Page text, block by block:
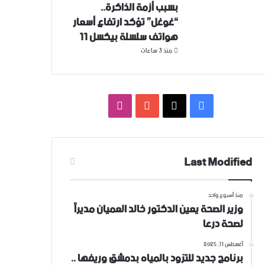
بسبب أزمة الذاكرة..
“غوغل” تؤكد ارتفاع أسعار
هواتف سلسلة بيكسل 11
منذ 3 ساعات
فيسبوك
‫X
‫YouTubeانستقرام
Last Modified
منذ أسبوع واحد
وزير الصحة يعين الدكتور خالد العميان مديراً
لصحة درعا
أغسطس 11, 2025
برنامج جديد للتزود بالمياه بدمشق وريفها ..